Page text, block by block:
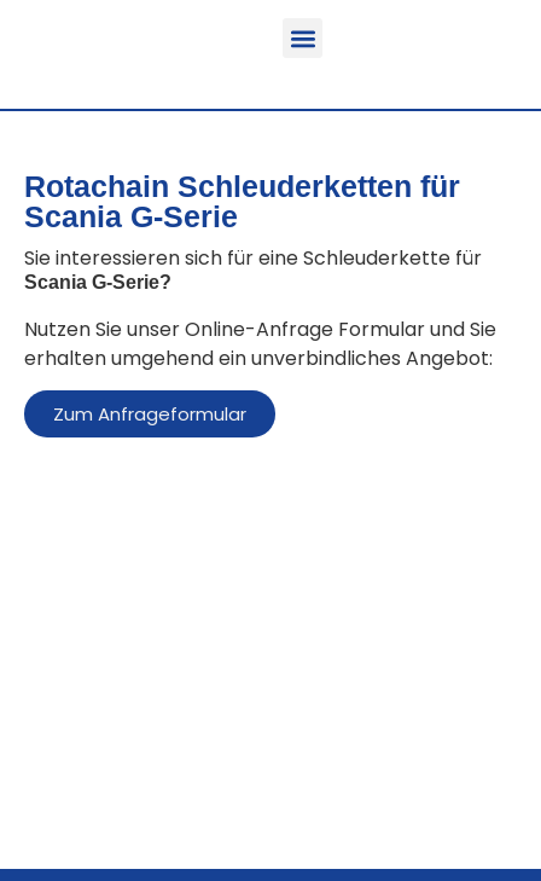
Rotachain Schleuderketten für
Scania G-Serie
Sie interessieren sich für eine Schleuderkette für
Scania G-Serie?
Nutzen Sie unser Online-Anfrage Formular und Sie
erhalten umgehend ein unverbindliches Angebot:
Zum Anfrageformular